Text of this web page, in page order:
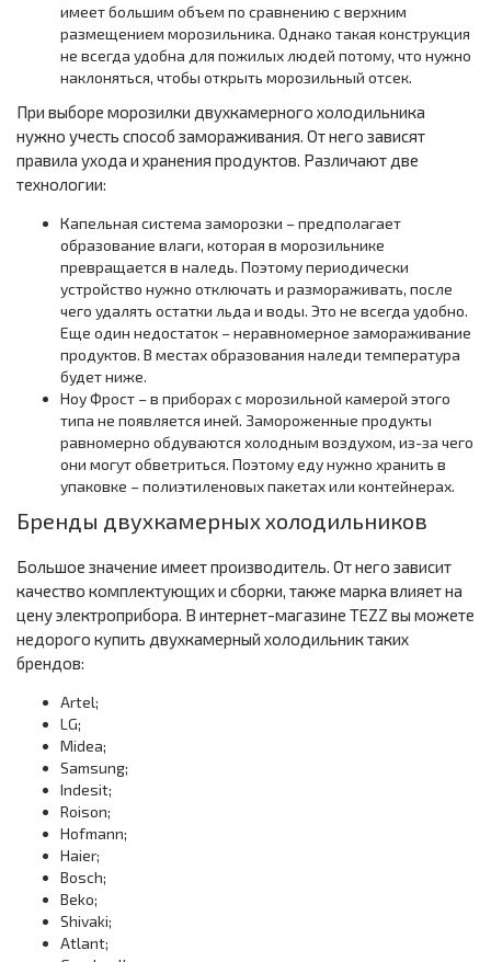
имеет большим объем по сравнению с верхним
размещением морозильника. Однако такая конструкция
не всегда удобна для пожилых людей потому, что нужно
наклоняться, чтобы открыть морозильный отсек.
При выборе морозилки двухкамерного холодильника
нужно учесть способ замораживания. От него зависят
правила ухода и хранения продуктов. Различают две
технологии:
Капельная система заморозки – предполагает
образование влаги, которая в морозильнике
превращается в наледь. Поэтому периодически
устройство нужно отключать и размораживать, после
чего удалять остатки льда и воды. Это не всегда удобно.
Еще один недостаток – неравномерное замораживание
продуктов. В местах образования наледи температура
будет ниже.
Ноу Фрост – в приборах с морозильной камерой этого
типа не появляется иней. Замороженные продукты
равномерно обдуваются холодным воздухом, из-за чего
они могут обветриться. Поэтому еду нужно хранить в
упаковке – полиэтиленовых пакетах или контейнерах.
Бренды двухкамерных холодильников
Большое значение имеет производитель. От него зависит
качество комплектующих и сборки, также марка влияет на
цену электроприбора. В интернет-магазине TEZZ вы можете
недорого купить двухкамерный холодильник таких
брендов:
Artel;
LG;
Midea;
Samsung;
Indesit;
Roison;
Hofmann;
Haier;
Bosch;
Beko;
Shivaki;
Atlant;